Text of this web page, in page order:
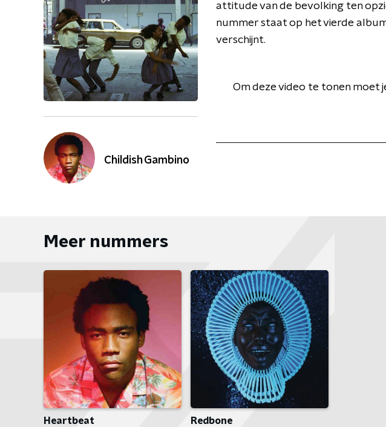
Childish Gambino
attitude van de bevolking ten
nummer staat op het vierde
verschijnt.
Om deze video te tonen moet
Meer nummers
Heartbeat
Redbone